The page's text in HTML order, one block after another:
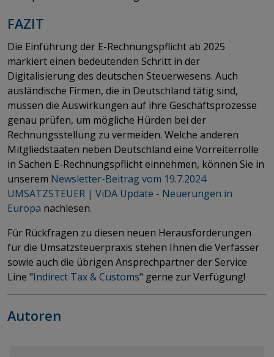
FAZIT
Die Einführung der E-Rechnungspflicht ab 2025
markiert einen bedeutenden Schritt in der
Digitalisierung des deutschen Steuerwesens. Auch
ausländische Firmen, die in Deutschland tätig sind,
müssen die Auswirkungen auf ihre Geschäftsprozesse
genau prüfen, um mögliche Hürden bei der
Rechnungsstellung zu vermeiden. Welche anderen
Mitgliedstaaten neben Deutschland eine Vorreiterrolle
in Sachen E-Rechnungspflicht einnehmen, können Sie in
unserem Newsletter-Beitrag vom 19.7.2024
UMSATZSTEUER | ViDA Update - Neuerungen in
Europa nachlesen.
Für Rückfragen zu diesen neuen Herausforderungen
für die Umsatzsteuerpraxis stehen Ihnen die Verfasser
sowie auch die übrigen Ansprechpartner der Service
Line "Indirect Tax & Customs" gerne zur Verfügung!
Autoren